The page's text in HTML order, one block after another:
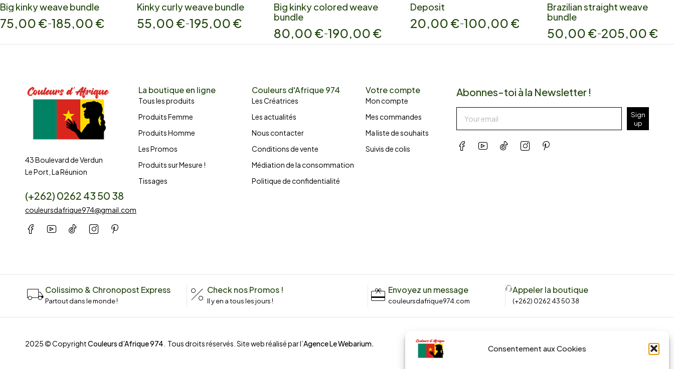
Consentement aux Cookies
Big kinky weave bundle
75,00 €–185,00 €
Kinky curly weave bundle
55,00 €–195,00 €
Big kinky colored weave
bundle
80,00 €–190,00 €
Deposit
20,00 €–100,00 €
Brazilian straight weave
bundle
50,00 €–205,00 €
43 Boulevard de Verdun
Le Port, La Réunion
(+262) 0262 43 50 38
couleursdafrique974@gmail.com
La boutique en ligne
Tous les produits
Produits Femme
Produits Homme
Les Promos
Produits sur Mesure !
Tissages
Couleurs d'Afrique 974
Les Créatrices
Les actualités
Nous contacter
Conditions de vente
Médiation de la consommation
Politique de confidentialité
Votre compte
Mon compte
Mes commandes
Ma liste de souhaits
Suivis de colis
Abonnes-toi à la Newsletter !
Sign
up
Colissimo & Chronopost Express
Partout dans le monde !
Check nos Promos !
Il y en a tous les jours !
Envoyez un message
couleursdafrique974.com
Appeler la boutique
(+262) 0262 43 50 38
2025 © CopyrightCouleurs d’Afrique 974 . Tous droits réservés. Site web réalisé par l’Agence Le Webarium.